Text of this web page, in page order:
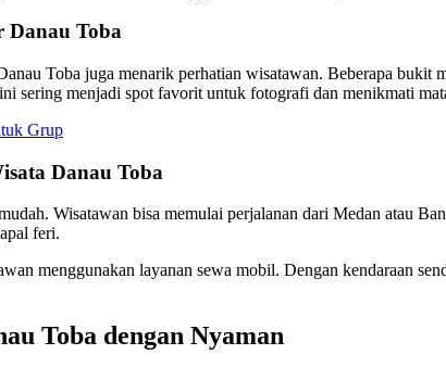
Danau Toba
Toba juga menarik perhatian wisatawan. Beberapa
sering menjadi spot favorit untuk fotografi dan menikmati
Grup
Danau Toba
Wisatawan bisa memulai perjalanan dari Medan atau
feri.
menggunakan layanan sewa mobil. Dengan kendaraan
Toba dengan Nyaman